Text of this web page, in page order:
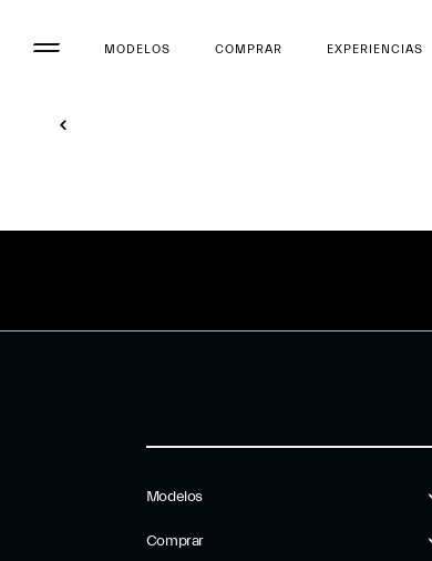
MODELOS COMPRAR EXPERIENCIAS
Modelos
Comprar